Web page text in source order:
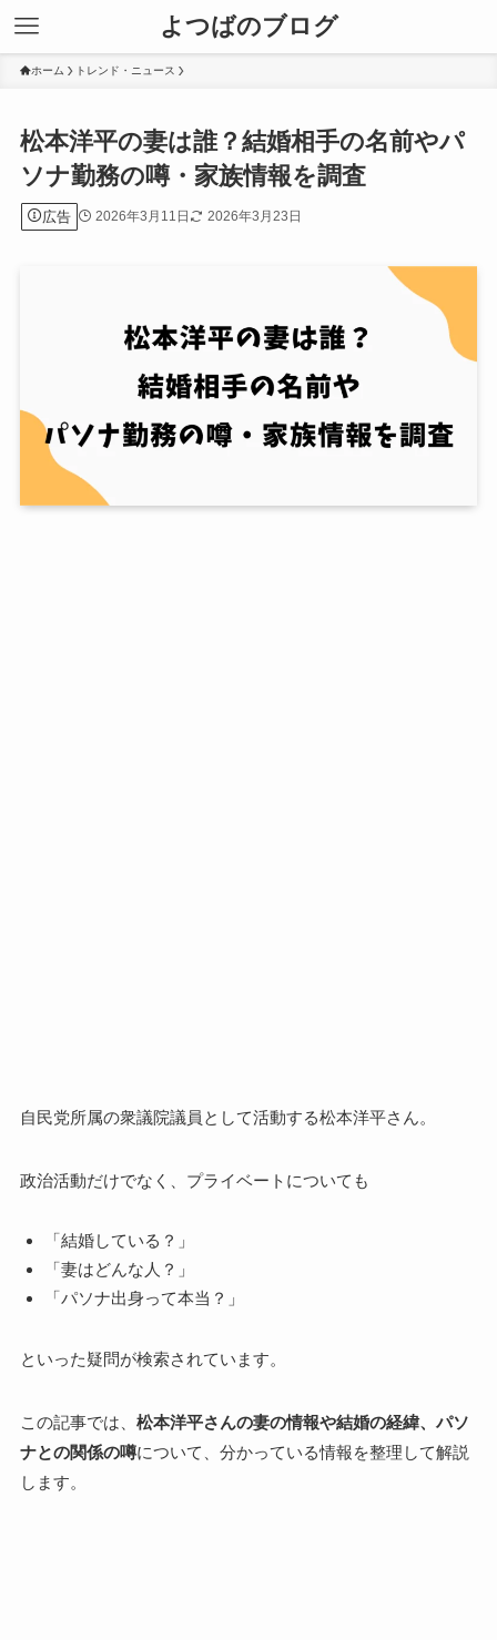
よつばのブログ
ホーム トレンド・ニュース
松本洋平の妻は誰？結婚相手の名前やパ
ソナ勤務の噂・家族情報を調査
広告 2026年3月11日 2026年3月23日
自民党所属の衆議院議員として活動する松本洋平さん。
政治活動だけでなく、プライベートについても
「結婚している？」
「妻はどんな人？」
「パソナ出身って本当？」
といった疑問が検索されています。
この記事では、 松本洋平さんの妻の情報や結婚の経緯、パソ
ナとの関係の噂について、分かっている情報を整理して解説
します。